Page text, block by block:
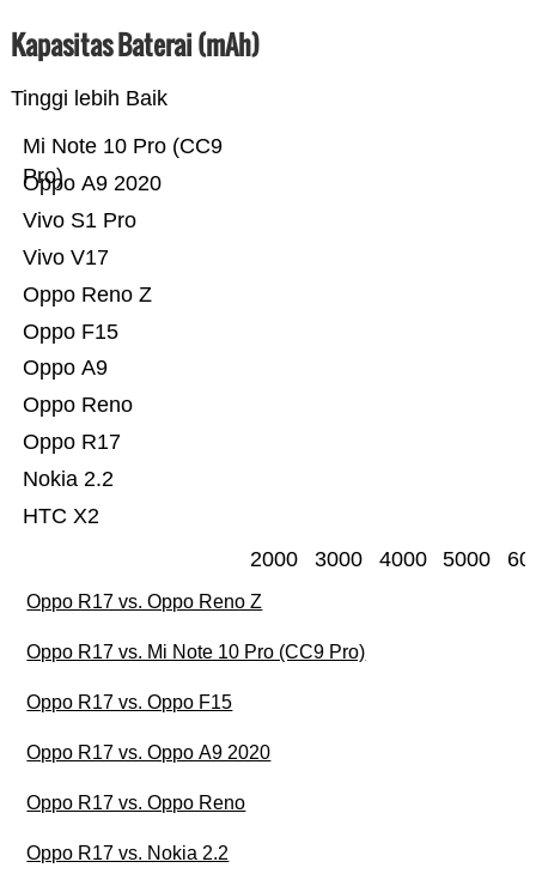
Kapasitas Baterai (mAh)
Tinggi lebih Baik
HTC X2
Nokia 2.2
Oppo R17
Oppo Reno
Oppo A9
Oppo F15
Oppo Reno Z
Vivo V17
Vivo S1 Pro
Oppo A9 2020
Mi Note 10 Pro (CC9
Pro)
2000 3000 4000 5000
Oppo R17 vs. Oppo Reno Z
Oppo R17 vs. Mi Note 10 Pro (CC9 Pro)
Oppo R17 vs. Oppo F15
Oppo R17 vs. Oppo A9 2020
Oppo R17 vs. Oppo Reno
Oppo R17 vs. Nokia 2.2